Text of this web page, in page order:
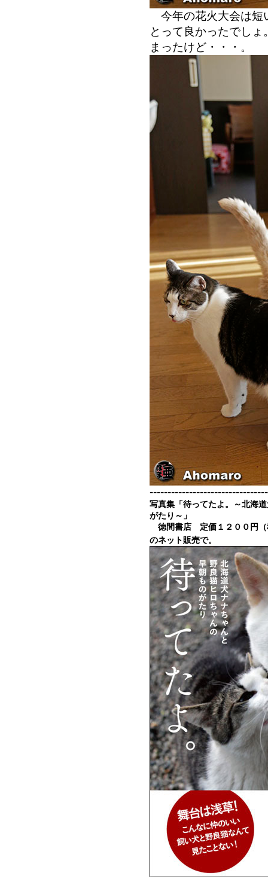
今年の花火大会は短
とって良かったでし
まったけど・・・。
写真集「待ってたよ。～北海
がたり～」
徳間書店 定価１２００円（
のネット販売で。